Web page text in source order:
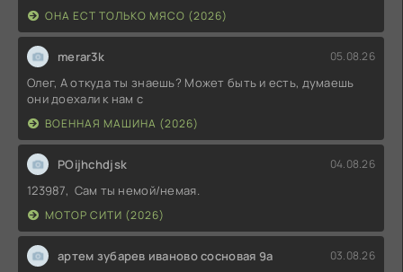
ОНА ЕСТ ТОЛЬКО МЯСО (2026)
merar3k 05.08.26
Олег, А откуда ты знаешь? Может быть и есть, думаешь
они доехали к нам с
ВОЕННАЯ МАШИНА (2026)
POijhchdjsk 04.08.26
123987, Сам ты немой/немая.
МОТОР СИТИ (2026)
артем зубарев иваново сосновая 9а 03.08.26